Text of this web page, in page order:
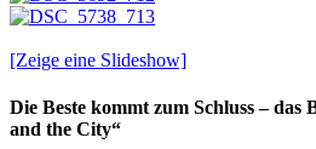
[Zeige eine Slideshow]
Die Beste kommt zum Schluss – das
and the City“